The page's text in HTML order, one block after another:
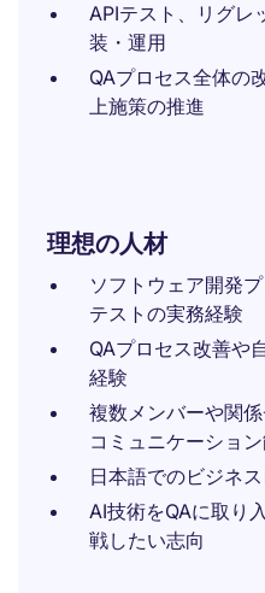
APIテスト、リグレ
装・運用
QAプロセス全体の
上施策の推進
理想の人材
ソフトウェア開発
テストの実務経験
QAプロセス改善や
経験
複数メンバーや関
コミュニケーショ
日本語でのビジネ
AI技術をQAに取り
戦したい志向